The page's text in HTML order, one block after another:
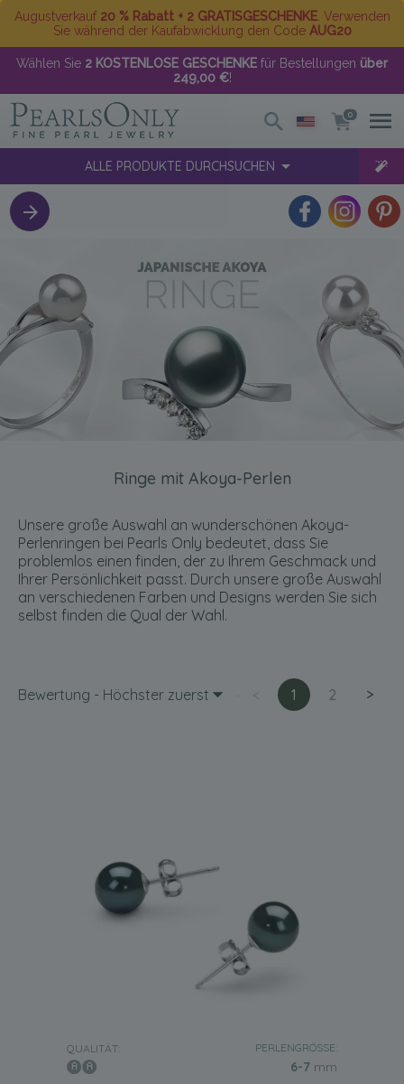
Augustverkauf 20 % Rabatt + 2 GRATISGESCHENKE. Verwenden
Sie während der Kaufabwicklung den Code AUG20
Wählen Sie 2 KOSTENLOSE GESCHENKE für Bestellungen über
249,00 €!
0
ALLE PRODUKTE DURCHSUCHEN
Ringe mit Akoya-Perlen
Unsere große Auswahl an wunderschönen Akoya-
Perlenringen bei Pearls Only bedeutet, dass Sie
problemlos einen finden, der zu Ihrem Geschmack und
Ihrer Persönlichkeit passt. Durch unsere große Auswahl
an verschiedenen Farben und Designs werden Sie sich
selbst finden die Qual der Wahl.
Bewertung - Höchster zuerst 1 2 >
QUALITÄT: PERLENGRÖSSE:
6-7 mm